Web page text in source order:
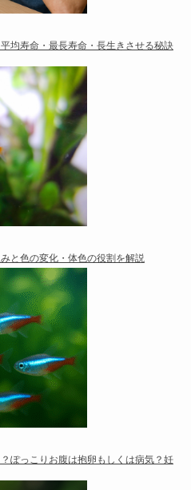
均寿命・最長寿命・長生きさせる秘訣
と色の変化・体色の役割を解説
ぽっこりお腹は抱卵もしくは病気？妊